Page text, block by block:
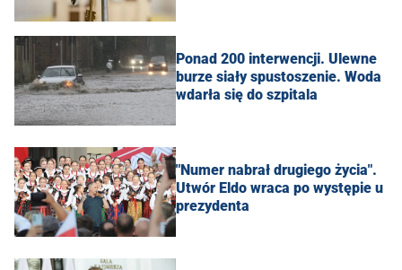
Ponad 200 interwencji. Ulewne
burze siały spustoszenie. Woda
wdarła się do szpitala
"Numer nabrał drugiego życia".
Utwór Eldo wraca po występie u
prezydenta